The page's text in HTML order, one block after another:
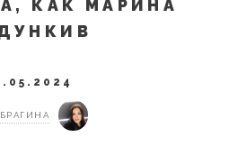
КАК МАРИНА